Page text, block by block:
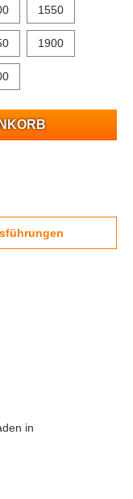
1550
1900
in